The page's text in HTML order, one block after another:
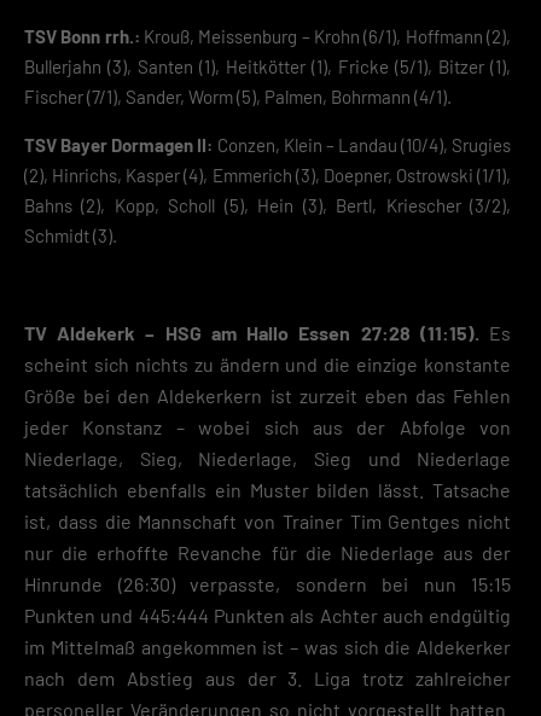
TSV Bonn rrh.: Krouß, Meissenburg – Krohn (6/1), Hoffmann (2),
Bullerjahn (3), Santen (1), Heitkötter (1), Fricke (5/1), Bitzer (1),
Fischer (7/1), Sander, Worm (5), Palmen, Bohrmann (4/1).
TSV Bayer Dormagen II: Conzen, Klein – Landau (10/4), Srugies
(2), Hinrichs, Kasper (4), Emmerich (3), Doepner, Ostrowski (1/1),
Bahns (2), Kopp, Scholl (5), Hein (3), Bertl, Kriescher (3/2),
Schmidt (3).
TV Aldekerk – HSG am Hallo Essen 27:28 (11:15).
Es
scheint sich nichts zu ändern und die einzige konstante
Größe bei den Aldekerkern ist zurzeit eben das Fehlen
jeder Konstanz – wobei sich aus der Abfolge von
Niederlage, Sieg, Niederlage, Sieg und Niederlage
tatsächlich ebenfalls ein Muster bilden lässt. Tatsache
ist, dass die Mannschaft von Trainer Tim Gentges nicht
nur die erhoffte Revanche für die Niederlage aus der
Hinrunde (26:30) verpasste, sondern bei nun 15:15
Punkten und 445:444 Punkten als Achter auch endgültig
im Mittelmaß angekommen ist – was sich die Aldekerker
nach dem Abstieg aus der 3. Liga trotz zahlreicher
personeller Veränderungen so nicht vorgestellt hatten.